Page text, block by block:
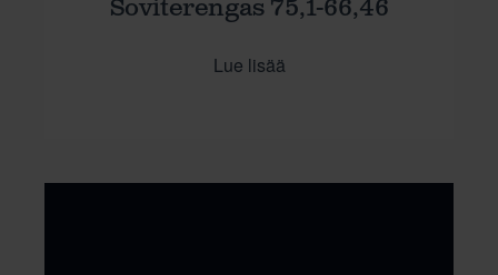
Soviterengas 75,1-66,46
Lue lisää